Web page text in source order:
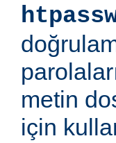
metin
için